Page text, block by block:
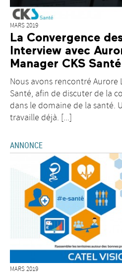
MARS 2019
La Convergence
Interview avec
Manager CKS Santé
Nous avons rencontré Aurore
Santé, afin de discuter de la
dans le domaine de la santé.
travaille déjà. [...]
ANNONCE
MARS 2019